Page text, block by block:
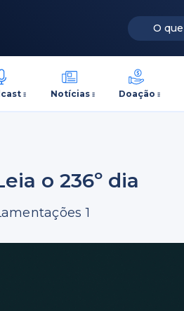
Notícias Doação
o 236º dia
1